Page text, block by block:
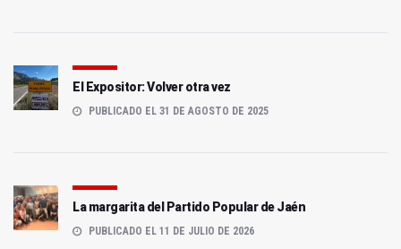
El Expositor: Volver otra vez
PUBLICADO EL 31 DE AGOSTO DE 2025
La margarita del Partido Popular de Jaén
PUBLICADO EL 11 DE JULIO DE 2026